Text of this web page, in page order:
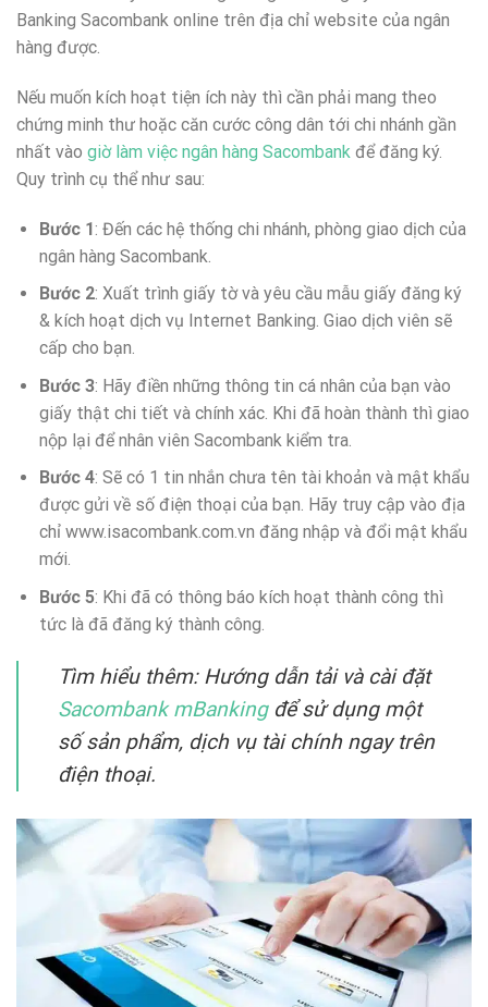
Banking Sacombank online trên địa chỉ website của ngân
hàng được.
Nếu muốn kích hoạt tiện ích này thì cần phải mang theo
chứng minh thư hoặc căn cước công dân tới chi nhánh gần
nhất vào giờ làm việc ngân hàng Sacombank để đăng ký.
Quy trình cụ thể như sau:
Bước 1: Đến các hệ thống chi nhánh, phòng giao dịch của
ngân hàng Sacombank.
Bước 2: Xuất trình giấy tờ và yêu cầu mẫu giấy đăng ký
& kích hoạt dịch vụ Internet Banking. Giao dịch viên sẽ
cấp cho bạn.
Bước 3: Hãy điền những thông tin cá nhân của bạn vào
giấy thật chi tiết và chính xác. Khi đã hoàn thành thì giao
nộp lại để nhân viên Sacombank kiểm tra.
Bước 4: Sẽ có 1 tin nhắn chưa tên tài khoản và mật khẩu
được gửi về số điện thoại của bạn. Hãy truy cập vào địa
chỉ www.isacombank.com.vn đăng nhập và đổi mật khẩu
mới.
Bước 5: Khi đã có thông báo kích hoạt thành công thì
tức là đã đăng ký thành công.
Tìm hiểu thêm: Hướng dẫn tải và cài đặt
Sacombank mBankingđể sử dụng một
số sản phẩm, dịch vụ tài chính ngay trên
điện thoại.